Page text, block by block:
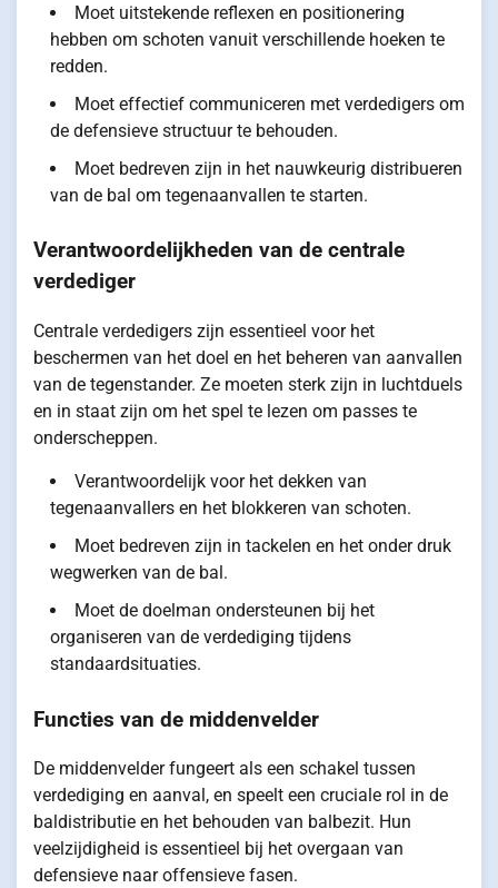
Moet uitstekende reflexen en positionering
hebben om schoten vanuit verschillende hoeken te
redden.
Moet effectief communiceren met verdedigers om
de defensieve structuur te behouden.
Moet bedreven zijn in het nauwkeurig distribueren
van de bal om tegenaanvallen te starten.
Verantwoordelijkheden van de centrale
verdediger
Centrale verdedigers zijn essentieel voor het
beschermen van het doel en het beheren van aanvallen
van de tegenstander. Ze moeten sterk zijn in luchtduels
en in staat zijn om het spel te lezen om passes te
onderscheppen.
Verantwoordelijk voor het dekken van
tegenaanvallers en het blokkeren van schoten.
Moet bedreven zijn in tackelen en het onder druk
wegwerken van de bal.
Moet de doelman ondersteunen bij het
organiseren van de verdediging tijdens
standaardsituaties.
Functies van de middenvelder
De middenvelder fungeert als een schakel tussen
verdediging en aanval, en speelt een cruciale rol in de
baldistributie en het behouden van balbezit. Hun
veelzijdigheid is essentieel bij het overgaan van
defensieve naar offensieve fasen.